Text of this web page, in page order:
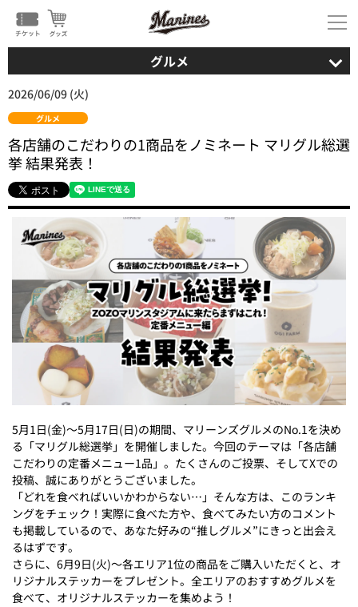
グルメ
2026/06/09 (火)
グルメ
各店舗のこだわりの1商品をノミネート マリグル総選
挙 結果発表！
5月1日(金)～5月17日(日)の期間、マリーンズグルメのNo.1を決め
る「マリグル総選挙」を開催しました。今回のテーマは「各店舗
こだわりの定番メニュー1品」。たくさんのご投票、そしてXでの
投稿、誠にありがとうございました。
「どれを食べればいいかわからない…」そんな方は、このランキ
ングをチェック！実際に食べた方や、食べてみたい方のコメント
も掲載しているので、あなた好みの“推しグルメ”にきっと出会え
るはずです。
さらに、6月9日(火)～各エリア1位の商品をご購入いただくと、オ
リジナルステッカーをプレゼント。全エリアのおすすめグルメを
食べて、オリジナルステッカーを集めよう！